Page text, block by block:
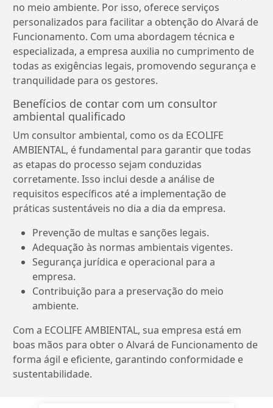
no meio ambiente. Por isso, oferece serviços
personalizados para facilitar a obtenção do Alvará de
Funcionamento. Com uma abordagem técnica e
especializada, a empresa auxilia no cumprimento de
todas as exigências legais, promovendo segurança e
tranquilidade para os gestores.
Benefícios de contar com um consultor
ambiental qualificado
Um consultor ambiental, como os da ECOLIFE
AMBIENTAL, é fundamental para garantir que todas
as etapas do processo sejam conduzidas
corretamente. Isso inclui desde a análise de
requisitos específicos até a implementação de
práticas sustentáveis no dia a dia da empresa.
Prevenção de multas e sanções legais.
Adequação às normas ambientais vigentes.
Segurança jurídica e operacional para a
empresa.
Contribuição para a preservação do meio
ambiente.
Com a ECOLIFE AMBIENTAL, sua empresa está em
boas mãos para obter o Alvará de Funcionamento de
forma ágil e eficiente, garantindo conformidade e
sustentabilidade.